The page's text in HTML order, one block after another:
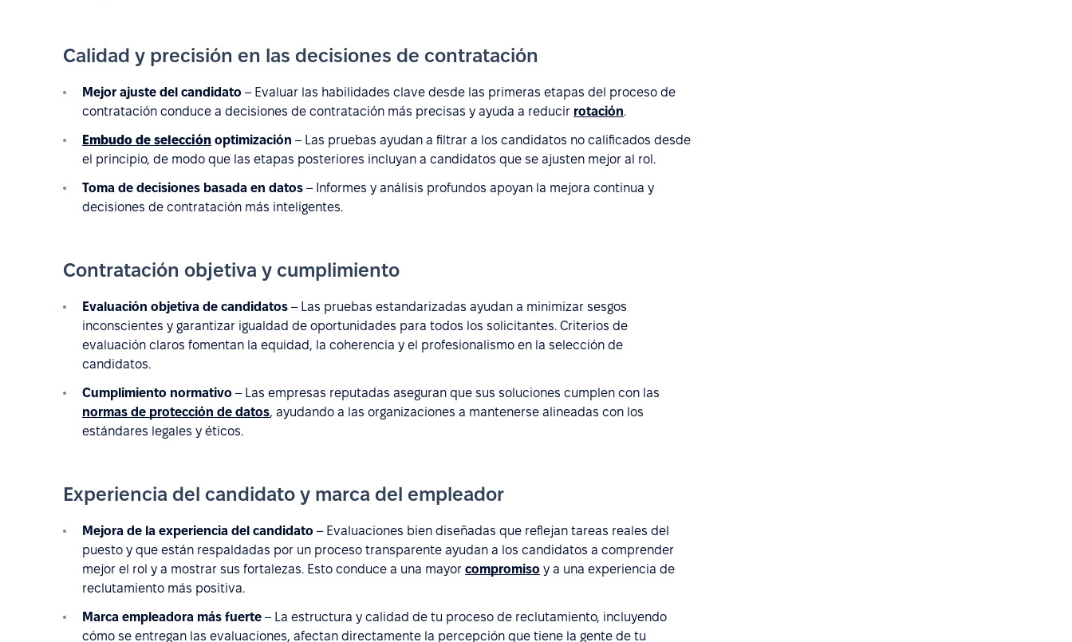
Calidad y precisión en las decisiones de contratación
Mejor ajuste del candidato – Evaluar las habilidades clave desde las primeras etapas del proceso de
contratación conduce a decisiones de contratación más precisas y ayuda a reducir rotación.
Embudo de selección optimización – Las pruebas ayudan a filtrar a los candidatos no calificados desde
el principio, de modo que las etapas posteriores incluyan a candidatos que se ajusten mejor al rol.
Toma de decisiones basada en datos – Informes y análisis profundos apoyan la mejora continua y
decisiones de contratación más inteligentes.
Contratación objetiva y cumplimiento
Evaluación objetiva de candidatos – Las pruebas estandarizadas ayudan a minimizar sesgos
inconscientes y garantizar igualdad de oportunidades para todos los solicitantes. Criterios de
evaluación claros fomentan la equidad, la coherencia y el profesionalismo en la selección de
candidatos.
Cumplimiento normativo – Las empresas reputadas aseguran que sus soluciones cumplen con las
normas de protección de datos, ayudando a las organizaciones a mantenerse alineadas con los
estándares legales y éticos.
Experiencia del candidato y marca del empleador
Mejora de la experiencia del candidato – Evaluaciones bien diseñadas que reflejan tareas reales del
puesto y que están respaldadas por un proceso transparente ayudan a los candidatos a comprender
mejor el rol y a mostrar sus fortalezas. Esto conduce a una mayor compromiso y a una experiencia de
reclutamiento más positiva.
Marca empleadora más fuerte – La estructura y calidad de tu proceso de reclutamiento, incluyendo
cómo se entregan las evaluaciones, afectan directamente la percepción que tiene la gente de tu